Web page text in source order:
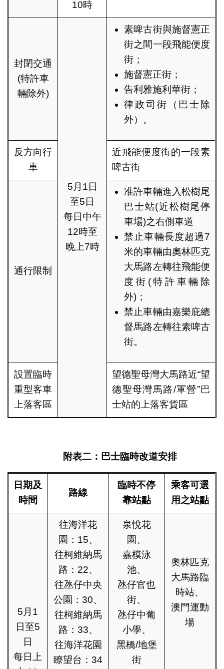
10時
封閉交通
(特許車
輛除外)
5月1日
至5日
每日中午
12時至
晚上7時
素啤古街與施督憲正
街之間一段飛能便度
街；
施督憲正街；
告利雅施利華街；
律政司街（巴士除
外）。
反方向行
車
近飛能便度街的一段素
啤古街
通行限制
准許車輛進入松樹尾
巴士站(近松樹尾停
車場)之右側車道
禁止車輛長度超過7
米的車輛由奧林匹克
大馬路左轉往飛能便
度街(特許車輛除
外)；
禁止車輛由嘉樂庇總
督馬路左轉往素啤古
街。
設置臨時
重型客車
上落客區
望德聖母灣大馬路近“望
德聖母灣馬路/軍營”巴
士站的上落客貨區
附表二：巴士臨時改道安排
日期及
時間
路線
臨時不停
靠站點
乘客可選
用之站點
5月1
日至5
日
每日上
往海洋花
園：15、
往柯維納馬
路：22、
往氹仔中央
公園：30、
往柯維納馬
路：33、
往海洋花園
瞭望台：34
泉悅花
園、
嘉模泳
池、
氹仔官也
街、
氹仔中葡
小學、
黑橋/地堡
街
奧林匹克
大馬路臨
時站、
澳門運動
場